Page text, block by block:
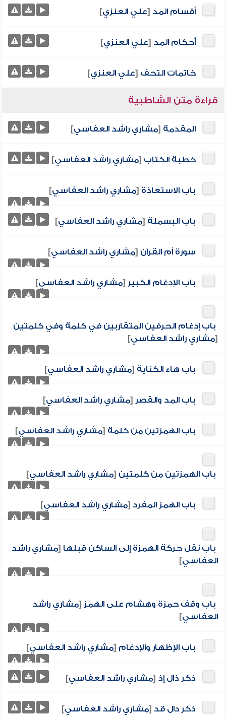
أقسام المد [علي العنزي]
أحكام المد [علي العنزي]
خاتمات التحف [علي العنزي]
قراءة متن الشاطبية
المقدمة [مشاري راشد العفاسي]
خطبة الكتاب [مشاري راشد العفاسي]
باب الاستعاذة [مشاري راشد العفاسي]
باب البسملة [مشاري راشد العفاسي]
سورة أم القرآن [مشاري راشد العفاسي]
باب الإدغام الكبير [مشاري راشد العفاسي]
باب إدغام الحرفين المتقاربين في كلمة وفي كلمتين
[مشاري راشد العفاسي]
باب هاء الكناية [مشاري راشد العفاسي]
باب المد والقصر [مشاري راشد العفاسي]
باب الهمزتين من كلمة [مشاري راشد العفاسي]
باب الهمزتين من كلمتين [مشاري راشد العفاسي]
باب الهمز المفرد [مشاري راشد العفاسي]
باب نقل حركة الهمزة إلى الساكن قبلها [مشاري راشد
العفاسي]
باب وقف حمزة وهشام على الهمز [مشاري راشد
العفاسي]
باب الإظهار والإدغام [مشاري راشد العفاسي]
ذكر ذال إذ [مشاري راشد العفاسي]
ذكر دال قد [مشاري راشد العفاسي]